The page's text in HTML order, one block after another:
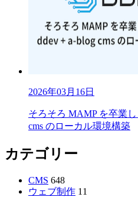
2026年03月16日
そろそろ MAMP を卒業
cms のローカル環境構築
カテゴリー
CMS 648
ウェブ制作 11